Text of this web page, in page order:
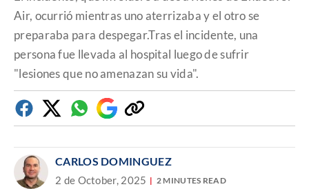
Air, ocurrió mientras uno aterrizaba y el otro se
preparaba para despegar.Tras el incidente, una
persona fue llevada al hospital luego de sufrir
"lesiones que no amenazan su vida".
FacebookTwitterWhatsapp
Google
Discover
Copiar
enlace
CARLOS DOMINGUEZ
2 de October, 2025 2 MINUTES READ